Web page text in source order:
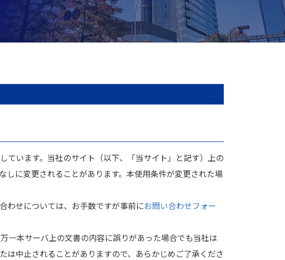
ています。当社のサイト（以下、「当サイト」と記す）上の
しに変更されることがあります。本使用条件が変更された場
わせについては、お手数ですが事前にお問い合わせフォー
一本サーバ上の文書の内容に誤りがあった場合でも当社は
は中止されることがありますので、あらかじめご了承くださ